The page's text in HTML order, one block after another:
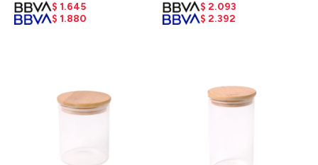
$ 1.645
$ 1.880
$ 2.093
$ 2.392